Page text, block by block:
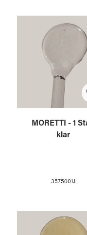
MORETTI - 1
klar
3575001.1